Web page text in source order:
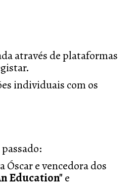
através de plataformas
individuais com os
Óscar e vencedora dos
Education"e